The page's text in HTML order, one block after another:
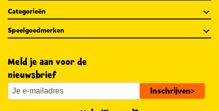
Categorieën
Speelgoedmerken
Meld je aan voor de
nieuwsbrief
Inschrijven>